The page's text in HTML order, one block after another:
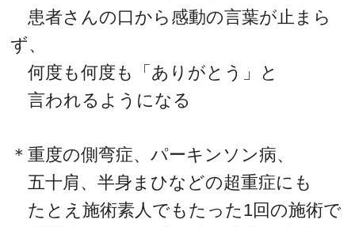
患者さんの口から感動の言葉が止まら
ず、
何度も何度も「ありがとう」と
言われるようになる
＊重度の側弯症、パーキンソン病、
五十肩、半身まひなどの超重症にも
たとえ施術素人でもたった1回の施術で